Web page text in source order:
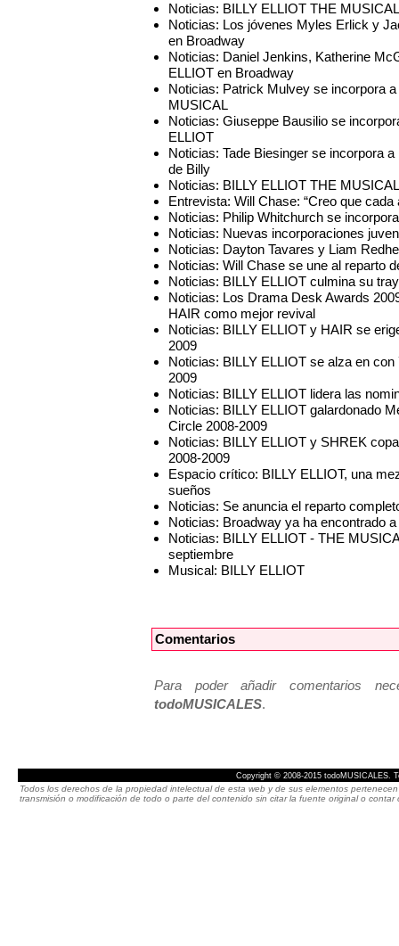
Noticias: BILLY ELLIOT THE
Noticias: Los jóvenes Myles Erlick y
en Broadway
Noticias: Daniel Jenkins, Katherine
ELLIOT en Broadway
Noticias: Patrick Mulvey se incorpora
MUSICAL
Noticias: Giuseppe Bausilio se
ELLIOT
Noticias: Tade Biesinger se incorpora
de Billy
Noticias: BILLY ELLIOT THE
Entrevista: Will Chase: “Creo que
Noticias: Philip Whitchurch se
Noticias: Nuevas incorporaciones
Noticias: Dayton Tavares y Liam
Noticias: Will Chase se une al reparto
Noticias: BILLY ELLIOT culmina su
Noticias: Los Drama Desk Awards
HAIR como mejor revival
Noticias: BILLY ELLIOT y HAIR se
2009
Noticias: BILLY ELLIOT se alza en
2009
Noticias: BILLY ELLIOT lidera las
Noticias: BILLY ELLIOT galardonado
Circle 2008-2009
Noticias: BILLY ELLIOT y SHREK
2008-2009
Espacio crítico: BILLY ELLIOT, una
sueños
Noticias: Se anuncia el reparto
Noticias: Broadway ya ha encontrado
Noticias: BILLY ELLIOT - THE
septiembre
Musical: BILLY ELLIOT
Comentarios
Para poder añadir comentarios
todoMUSICALES.
Copyright © 2008-2015 todoMUSICALES.
Todos los derechos de la propiedad intelectual de esta web y de sus elementos
transmisión o modificación de todo o parte del contenido sin citar la fuente original o